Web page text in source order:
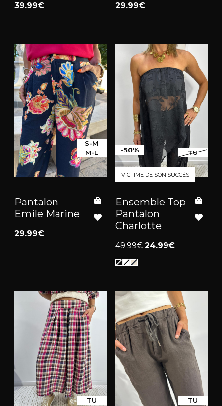
39.99€ 29.99€
S-M
M-L
Pantalon
Emile Marine
29.99€
VICTIME DE SON SUCCÈS
TU
-50%
Ensemble Top
Pantalon
Charlotte
49.99€ 24.99€
TU TU